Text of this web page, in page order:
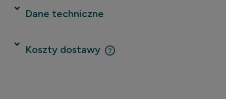
Dane techniczne
Koszty dostawy
Cena nie zawiera ewentualnych kosztów płatności